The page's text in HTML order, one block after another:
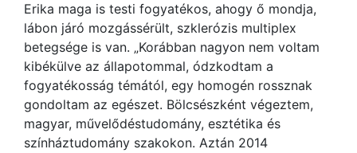
Erika maga is testi fogyatékos, ahogy ő mondja,
lábon járó mozgássérült, szklerózis multiplex
betegsége is van. „Korábban nagyon nem voltam
kibékülve az állapotommal, ódzkodtam a
fogyatékosság témától, egy homogén rossznak
gondoltam az egészet. Bölcsészként végeztem,
magyar, művelődéstudomány, esztétika és
színháztudomány szakokon. Aztán 2014